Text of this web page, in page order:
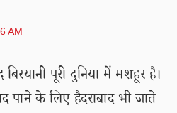
AM
बिरयानी पूरी दुनिया में मशहूर है।
पाने के लिए हैदराबाद भी जाते